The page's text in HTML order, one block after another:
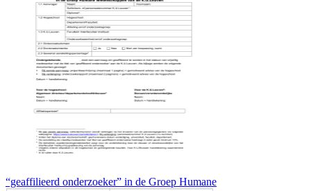
“geaffilieerd onderzoeker” in de Groep Humane